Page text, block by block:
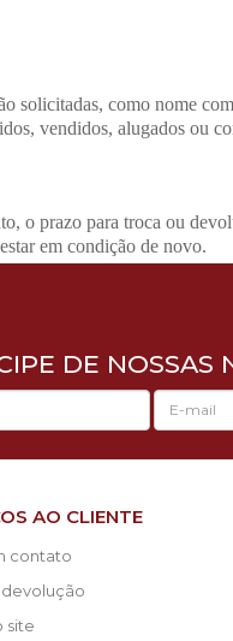
solicitadas, como nome
vendidos, alugados
o prazo para troca ou
em condição de novo.
DE NOSSAS
AO CLIENTE
contato
site